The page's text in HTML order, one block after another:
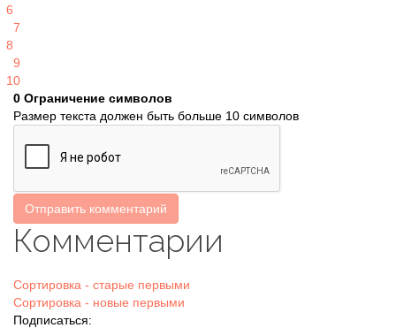
6
7
8
9
10
0 Ограничение символов
Размер текста должен быть больше 10 символов
Отправить комментарий
Комментарии
Сортировка - старые первыми
Сортировка - новые первыми
Подписаться: